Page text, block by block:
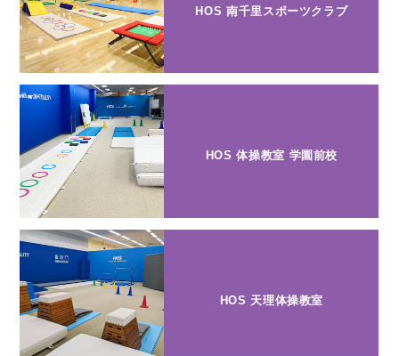
HOS 南千里スポーツクラブ
HOS 体操教室 学園前校
HOS 天理体操教室